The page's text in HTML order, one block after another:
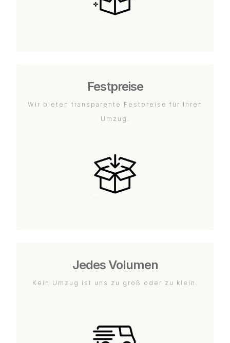
Festpreise
Wir bieten transparente Festpreise für Ihren
Umzug.
Jedes Volumen
Kein Umzug ist uns zu groß oder zu klein.